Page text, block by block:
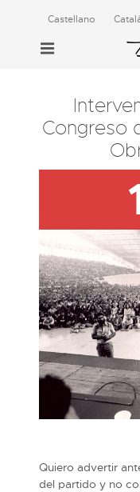
Castellano
Congreso
Quiero advertir
del partido y no